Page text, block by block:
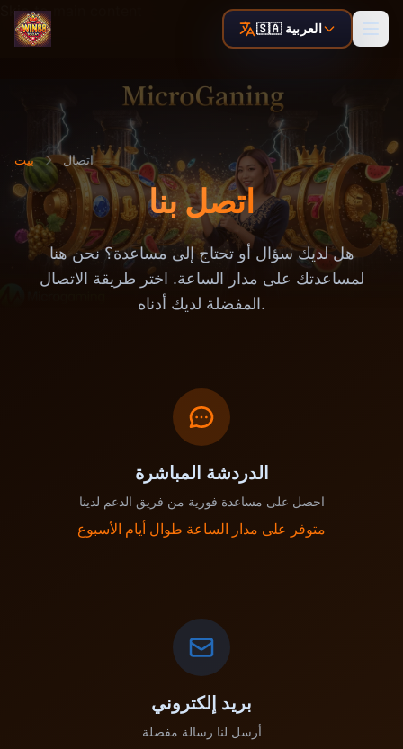
Skip to main content
🇸🇦 العربية
بيت اتصال
اتصل بنا
هل لديك سؤال أو تحتاج إلى مساعدة؟ نحن هنا
لمساعدتك على مدار الساعة. اختر طريقة الاتصال
المفضلة لديك أدناه.
الدردشة المباشرة
احصل على مساعدة فورية من فريق الدعم لدينا
متوفر على مدار الساعة طوال أيام الأسبوع
بريد إلكتروني
أرسل لنا رسالة مفصلة